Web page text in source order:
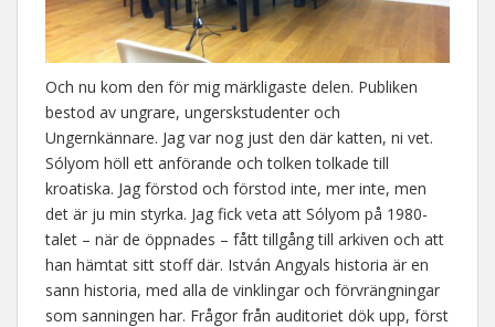
Och nu kom den för mig märkligaste delen. Publiken
bestod av ungrare, ungerskstudenter och
Ungernkännare. Jag var nog just den där katten, ni vet.
Sólyom höll ett anförande och tolken tolkade till
kroatiska. Jag förstod och förstod inte, mer inte, men
det är ju min styrka. Jag fick veta att Sólyom på 1980-
talet – när de öppnades – fått tillgång till arkiven och att
han hämtat sitt stoff där. István Angyals historia är en
sann historia, med alla de vinklingar och förvrängningar
som sanningen har. Frågor från auditoriet dök upp, först